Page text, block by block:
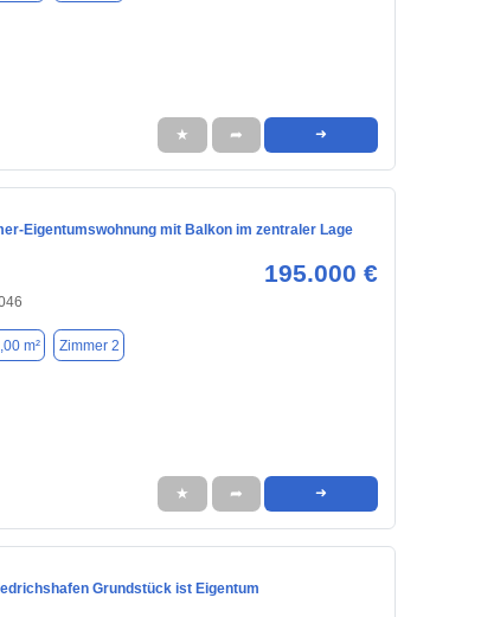
★ ➦ ➜
Eigentumswohnung mit Balkon im zentraler Lage
195.000 €
m² Zimmer 2
★ ➦ ➜
Grundstück ist Eigentum